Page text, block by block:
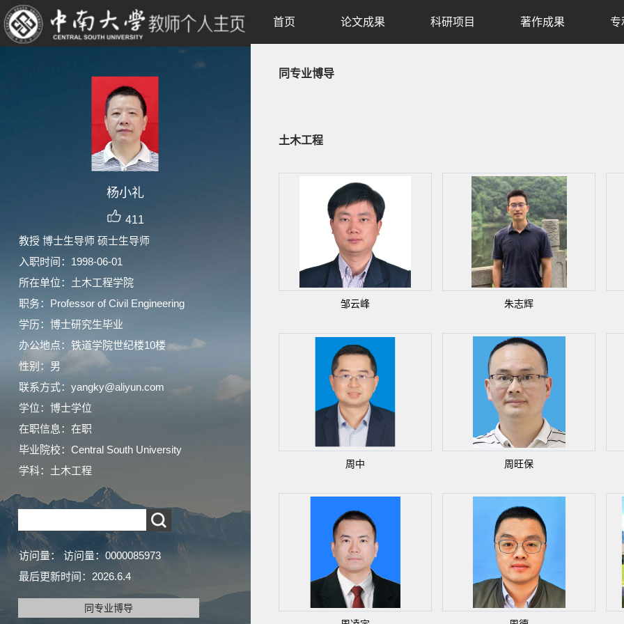
杨小礼
411
教授 博士生导师 硕士生导师
入职时间：1998-06-01
所在单位：土木工程学院
职务：Professor of Civil Engineering
学历：博士研究生毕业
办公地点：铁道学院世纪楼10楼
性别：男
联系方式：yangky@aliyun.com
学位：博士学位
在职信息：在职
毕业院校：Central South University
学科：土木工程
访问量： 访问量： 0000085973
最后更新时间： 2026.6.4
同专业博导
首页 论文成果 科研项目 著作成果 专
同专业博导
土木工程
邹云峰 朱志辉
周中 周旺保